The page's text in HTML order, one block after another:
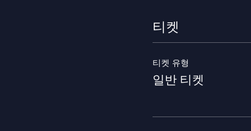
티켓
티켓 유형
일반 티켓